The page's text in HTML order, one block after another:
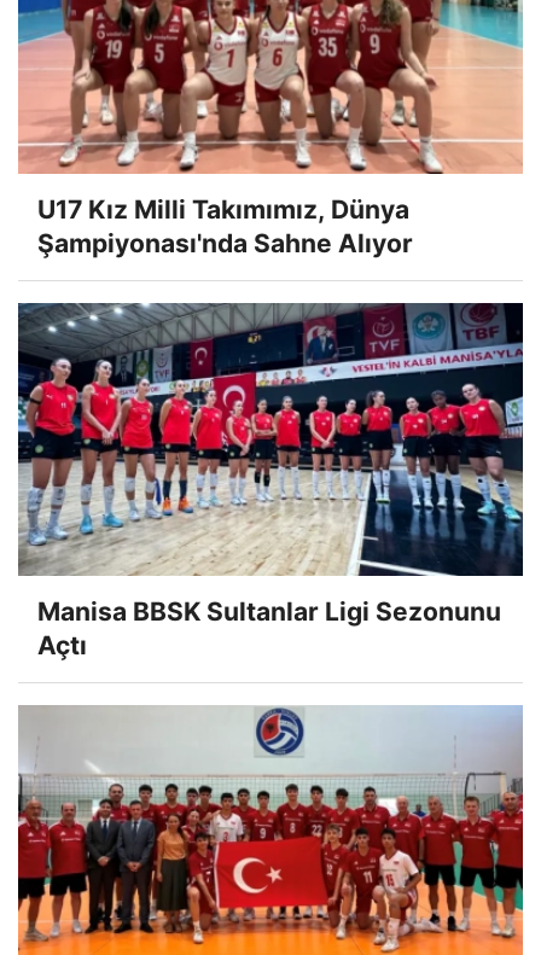
U17 Kız Milli Takımımız, Dünya
Şampiyonası'nda Sahne Alıyor
Manisa BBSK Sultanlar Ligi Sezonunu
Açtı